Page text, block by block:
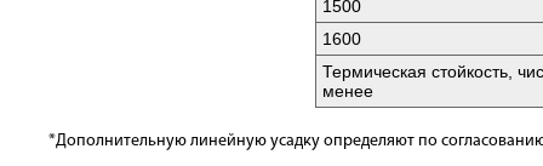
1500
1600
Термическая стойкость,
менее
*Дополнительную линейную усадку определяют по